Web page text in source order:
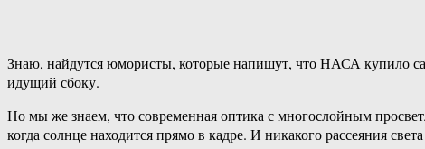
Знаю, найдутся юмористы, которые напишут, что НАСА купило
идущий сбоку.
Но мы же знаем, что современная оптика с многослойным
когда солнце находится прямо в кадре. И никакого рассеяния